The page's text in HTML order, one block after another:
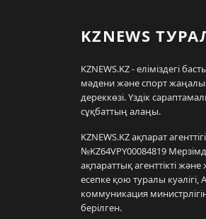
KZNEWS
KZNEWS.KZ - еліміздегі
мәдени және спорт
дереккөзі. Үздік
сұқбаттың алаңы.
KZNEWS.KZ ақпарат
№KZ64VPY00084819
ақпараттық агенттікті
есепке қою туралы куәлігі,
коммуникация
берілген.